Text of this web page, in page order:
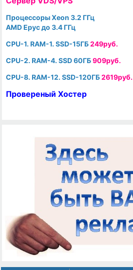
Процессоры Xeon 3.2 ГГц
AMD Epyc до 3.4 ГГц
CPU-1. RAM-1. SSD-15ГБ249руб.
CPU-2. RAM-4. SSD 60ГБ909руб.
CPU-8. RAM-12. SSD-120ГБ2619руб.
Провереный Хостер